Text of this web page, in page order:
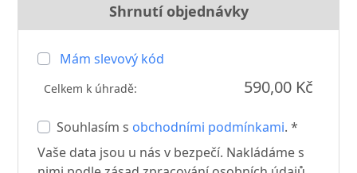
Shrnutí objednávky
Mám slevový kód
Celkem k úhradě: 590,00 Kč
Souhlasím s obchodními podmínkami. *
Vaše data jsou u nás v bezpečí. Nakládáme s